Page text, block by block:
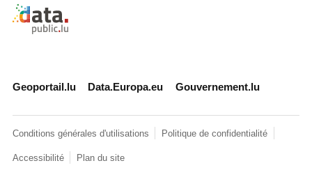
Retour à l'accueil de data.public.lu
Geoportail.lu Data.Europa.eu Gouvernement.lu
Conditions générales d'utilisations Politique de confidentialité
Accessibilité Plan du site